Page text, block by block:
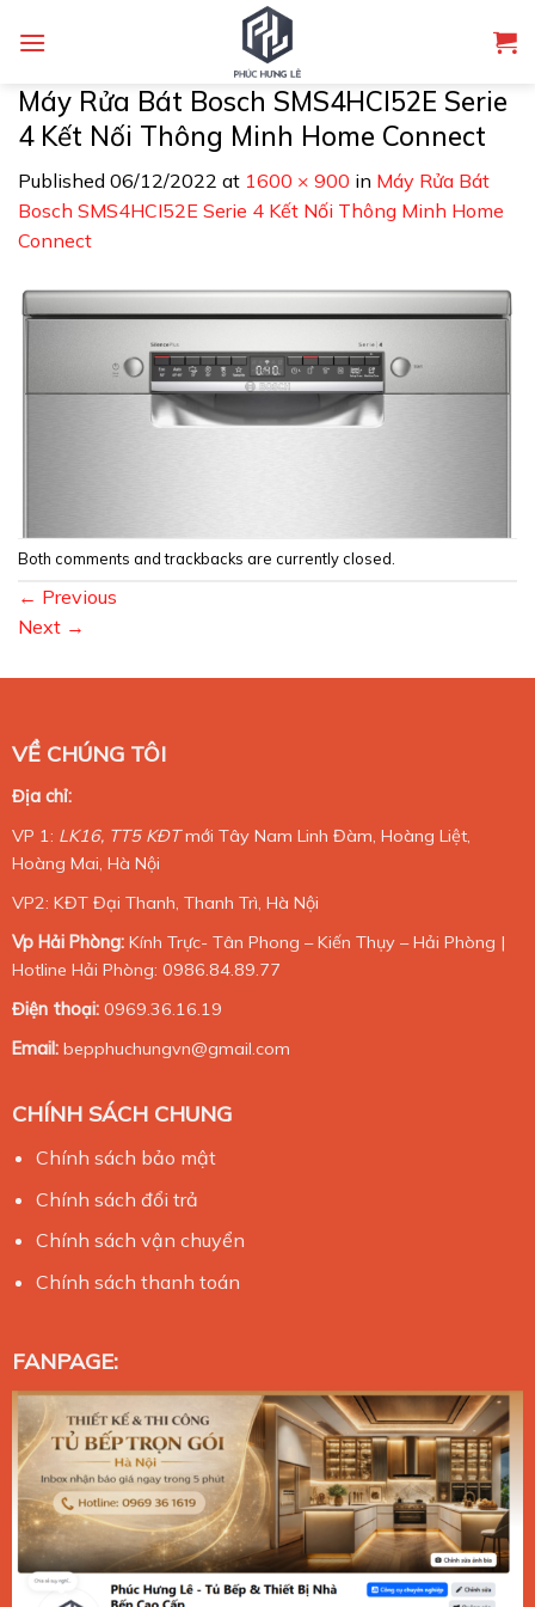
Máy Rửa Bát Bosch SMS4HCI52E Serie
4 Kết Nối Thông Minh Home Connect
Published 06/12/2022 at 1600 × 900 in Máy Rửa Bát
Bosch SMS4HCI52E Serie 4 Kết Nối Thông Minh Home
Connect
Both comments and trackbacks are currently closed.
← Previous
Next →
VỀ CHÚNG TÔI
Địa chỉ:
VP 1: LK16, TT5 KĐTmới Tây Nam Linh Đàm, Hoàng Liệt,
Hoàng Mai, Hà Nội
VP2: KĐT Đại Thanh, Thanh Trì, Hà Nội
Vp Hải Phòng:Kính Trực- Tân Phong – Kiến Thụy – Hải Phòng |
Hotline Hải Phòng: 0986.84.89.77
Điện thoại:0969.36.16.19
Email:bepphuchungvn@gmail.com
CHÍNH SÁCH CHUNG
Chính sách bảo mật
Chính sách đổi trả
Chính sách vận chuyển
Chính sách thanh toán
FANPAGE: